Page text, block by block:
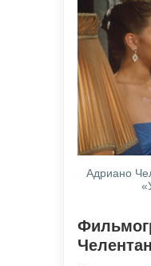
Адриано